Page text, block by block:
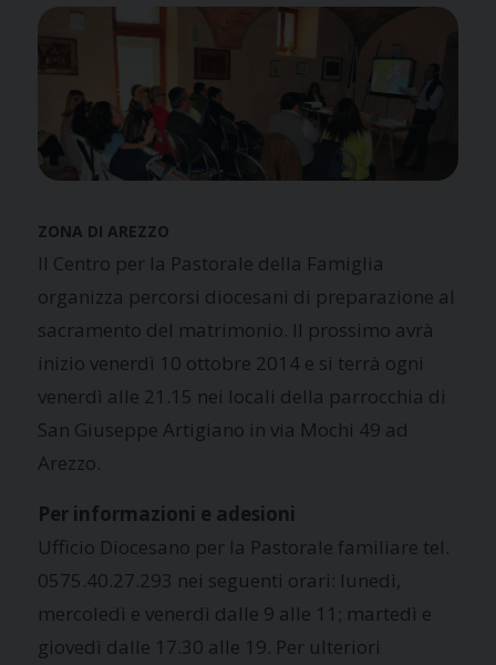
ZONA DI AREZZO
Il Centro per la Pastorale della Famiglia
organizza percorsi diocesani di preparazione al
sacramento del matrimonio. Il prossimo avrà
inizio venerdì 10 ottobre 2014 e si terrà ogni
venerdì alle 21.15 nei locali della parrocchia di
San Giuseppe Artigiano in via Mochi 49 ad
Arezzo.
Per informazioni e adesioni
Ufficio Diocesano per la Pastorale familiare tel.
0575.40.27.293 nei seguenti orari: lunedì,
mercoledì e venerdì dalle 9 alle 11; martedì e
giovedì dalle 17.30 alle 19. Per ulteriori